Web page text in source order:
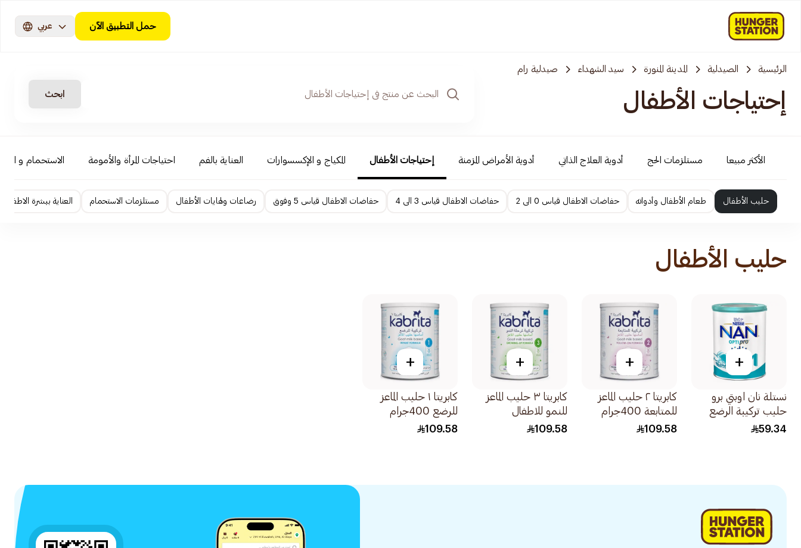
حمل التطبيق الآن عربي
الرئيسية الصيدلية المدينة المنورة سيد الشهداء صيدلية رام
إحتياجات الأطفال ابحث
الأكثر مبيعا مستلزمات الحج أدوية العلاج الذاتي أدوية الأمراض المزمنة إحتياجات الأطفال المكياج و الإكسسوارات العناية بالفم احتياجات المرأة والأمومة الاستحمام و
حليب الأطفال طعام الأطفال وأدواته حفاضات الاطفال قياس 0 الى 2 حفاضات الاطفال قياس 3 الى 4 حفاضات الاطفال قياس 5 وفوق رضاعات ولهايات الأطفال مستلزمات الاستحمام العناية ببشرة الاطفال
حليب الأطفال
+
نستلة نان اوبتي برو
حليب تركيبة الرضع
المرحلة 1 للاطفال من 59.34
+
كابريتا ٢ حليب الماعز
للمتابعة 400جرام
109.58
+
كابريتا ٣ حليب الماعز
للنمو للاطفال
400جرام
109.58
+
كابريتا ١ حليب الماعز
للرضع 400جرام
109.58